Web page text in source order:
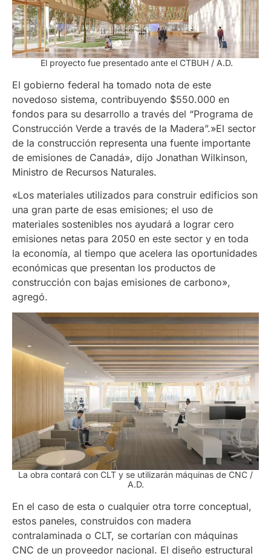
El proyecto fue presentado ante el CTBUH / A.D.
El gobierno federal ha tomado nota de este
novedoso sistema, contribuyendo $550.000 en
fondos para su desarrollo a través del “Programa de
Construcción Verde a través de la Madera”.»El sector
de la construcción representa una fuente importante
de emisiones de Canadá», dijo Jonathan Wilkinson,
Ministro de Recursos Naturales.
«Los materiales utilizados para construir edificios son
una gran parte de esas emisiones; el uso de
materiales sostenibles nos ayudará a lograr cero
emisiones netas para 2050 en este sector y en toda
la economía, al tiempo que acelera las oportunidades
económicas que presentan los productos de
construcción con bajas emisiones de carbono»,
agregó.
La obra contará con CLT y se utilizarán máquinas de CNC /
A.D.
En el caso de esta o cualquier otra torre conceptual,
estos paneles, construidos con madera
contralaminada o CLT, se cortarían con máquinas
CNC de un proveedor nacional. El diseño estructural